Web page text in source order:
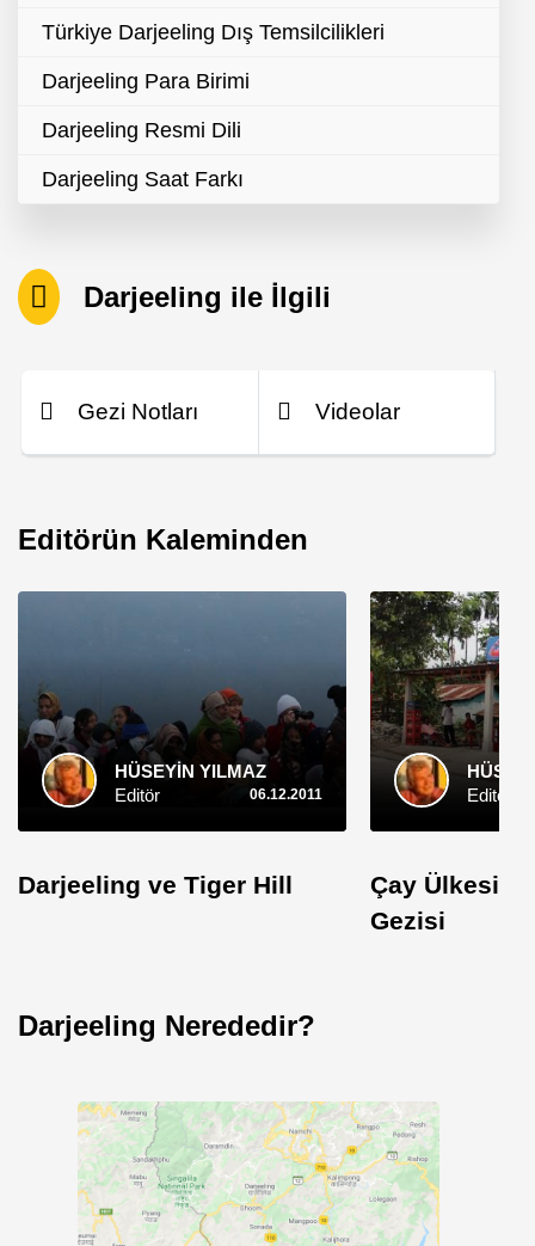
Türkiye Darjeeling Dış Temsilcilikleri
Darjeeling Para Birimi
Darjeeling Resmi Dili
Darjeeling Saat Farkı
Darjeeling ile İlgili
Gezi Notları Videolar
Editörün Kaleminden
HÜSEYİN YILMAZ
Editör
06.12.2011
Darjeeling ve Tiger Hill
Editör
Çay Ülkesi
Gezisi
Darjeeling Nerededir?